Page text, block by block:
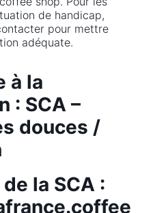
de handicap,
pour mettre
adéquate.
à la
: SCA –
douces /
la SCA :